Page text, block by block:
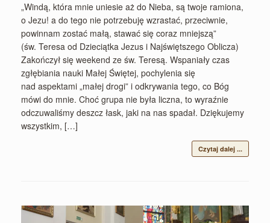
„Windą, która mnie uniesie aż do Nieba, są twoje ramiona,
o Jezu! a do tego nie potrzebuję wzrastać, przeciwnie,
powinnam zostać małą, stawać się coraz mniejszą”
(św. Teresa od Dzieciątka Jezus i Najświętszego Oblicza)
Zakończył się weekend ze św. Teresą. Wspaniały czas
zgłębiania nauki Małej Świętej, pochylenia się
nad aspektami „małej drogi” i odkrywania tego, co Bóg
mówi do mnie. Choć grupa nie była liczna, to wyraźnie
odczuwaliśmy deszcz łask, jaki na nas spadał. Dziękujemy
wszystkim, […]
Czytaj dalej ...